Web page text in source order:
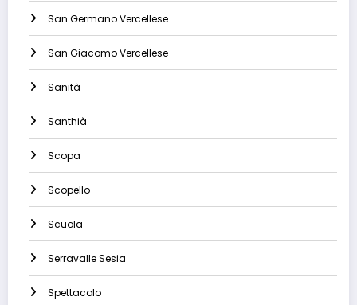
San Germano Vercellese
San Giacomo Vercellese
Sanità
Santhià
Scopa
Scopello
Scuola
Serravalle Sesia
Spettacolo